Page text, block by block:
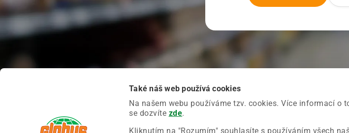
Také náš web používá cookies
Na našem webu používáme tzv. cookies. Více informací o
se dozvíte zde.
Kliknutím na "Rozumím" souhlasíte s používáním všech